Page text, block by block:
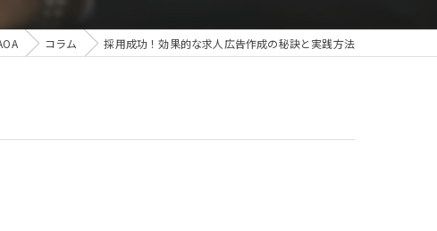
コラム 採用成功！効果的な求人広告作成の秘訣と実践方法